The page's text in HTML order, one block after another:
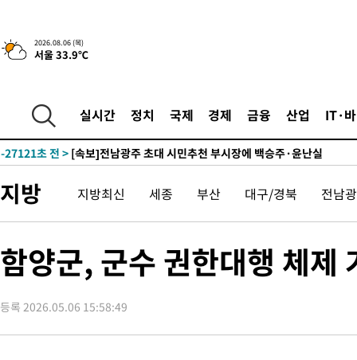
2026.08.06 (목)
서울 33.9℃
실시간 정치 국제 경제 금융 산업 IT·
2시간 전 >[속보] "이란-오만, 호르무즈 해협 통행 항로 합의" 이란 외무부 대
-29972초 전 >[속보]산업장관 "李정부, 원전 반대 안해…안정 전력 위해 불
-28056초 전 >
[속보]산업장관 "美무역법 제301조 과잉생산 결과 발표 8월
-27849초 전 >
-27121초 전 > [속보]전남광주 초대 시민추천 부시장에 백승주·윤난실
-23249초 전 >
[속보]코스닥, 2.15포인트(0.27%) 내린 797.44 출발
-23232초 전 >[속보]코스피, 119.51포인트(1.81%) 내린 6478.75 개장
-19630초 전 >서울 낮 39도 '폭염중대경보'…40도 관측 가능성도
-9165초 전 >[속보] 호르무즈 해협 이란-오만 협상 기대속 뉴욕증시 혼조 마감
-7520초 전 >[속보] 이란 대통령 "지금 최고지도자와 소통하기가 매우 어려
지방 지방최신 세종 부산 대구/경북 전남
함양군, 군수 권한대행 체
등록 2026.05.06 15:58:49